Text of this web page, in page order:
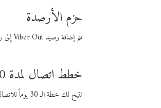
حزم الأرصدة
تتم إضافة رصيد Viber Out إلى رصيدك عند شراء أي مبلغ. باستخدام رصيدك، يمكنك إجراء مكالمات إلى أي رقم في العالم بأسعار فايبر المنخفضة.
خطط اتصال لمدة 30 يومًا
تتيح لك خطة الـ 30 يوماً للاتصال إجراء مكالمات دولية إلى الوجهة التي تختارها لمدة 30 يوماً بأسعار فايبر المنخفضة.